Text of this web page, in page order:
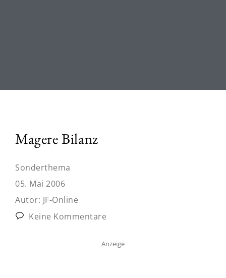
Magere Bilanz
Sonderthema
05. Mai 2006
Autor: JF-Online
Keine Kommentare
Anzeige